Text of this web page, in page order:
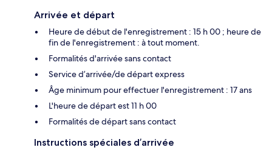
Arrivée et départ
Heure de début de l'enregistrement : 15 h 00 ; heure de
fin de l'enregistrement : à tout moment.
Formalités d'arrivée sans contact
Service d’arrivée/de départ express
Âge minimum pour effectuer l'enregistrement : 17 ans
L'heure de départ est 11 h 00
Formalités de départ sans contact
Instructions spéciales d’arrivée